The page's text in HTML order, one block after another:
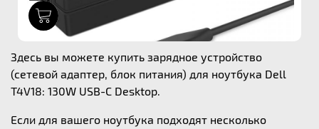
Здесь вы можете купить зарядное устройство
(сетевой адаптер, блок питания) для ноутбука Dell
T4V18: 130W USB-C Desktop.
Если для вашего ноутбука подходят несколько